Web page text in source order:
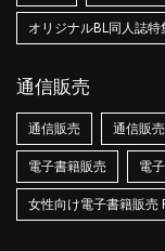
オリジナルBL同人誌特
通信販売
通信販売 通信販
電子書籍販売 電
女性向け電子書籍販売